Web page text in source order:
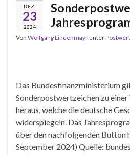
DEZ.
23
2024
Von Wolfgang Lindenmayrunter
Das Bundesfinanzministerium
Sonderpostwertzeichen zu
heraus, welche die deutsche
widerspiegeln. Das
über den nachfolgenden Button
September 2024) Quelle: